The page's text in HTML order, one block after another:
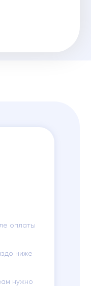
оплаты
ниже
нужно